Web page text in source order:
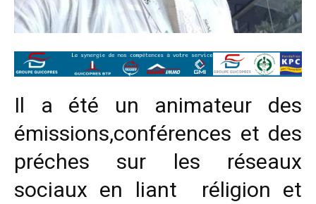
Il a été un animateur des
émissions,conférences et des
préches sur les réseaux
sociaux en liant réligion et